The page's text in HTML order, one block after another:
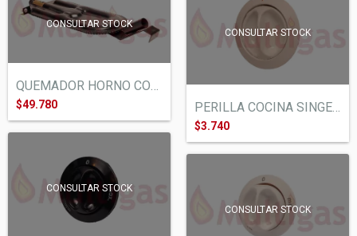
CONSULTAR STOCK
QUEMADOR HORNO COCINA FLORENCIA SINGER....
$49.780
CONSULTAR STOCK
PERILLA COCINA SINGER MACOSER. BLANCA VA...
$3.740
CONSULTAR STOCK
CONSULTAR STOCK